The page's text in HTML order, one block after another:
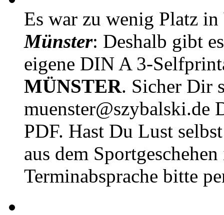
Es war zu wenig Platz in
Münster: Deshalb gibt
eigene DIN A 3-
MÜNSTER. Sicher Dir
muenster@szybalski.de
PDF. Hast Du Lust
aus dem
Terminabsprache bitte